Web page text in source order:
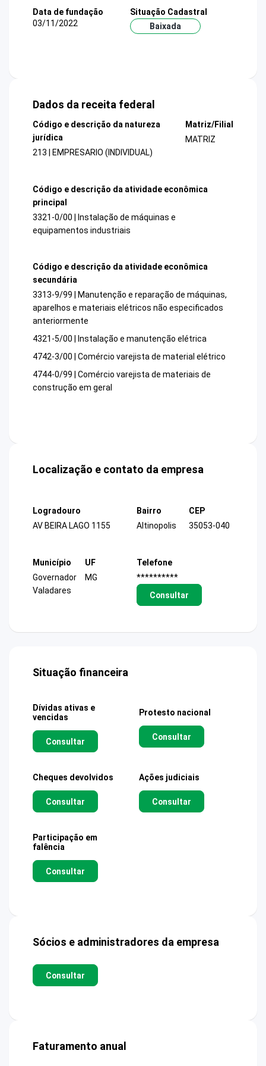
Data de fundação
03/11/2022
Situação Cadastral
Baixada
Dados da receita federal
Código e descrição da natureza
jurídica
213 | EMPRESARIO (INDIVIDUAL)
Matriz/Filial
MATRIZ
Código e descrição da atividade econômica
principal
3321-0/00 | Instalação de máquinas e
equipamentos industriais
Código e descrição da atividade econômica
secundária
3313-9/99 | Manutenção e reparação de máquinas,
aparelhos e materiais elétricos não especificados
anteriormente
4321-5/00 | Instalação e manutenção elétrica
4742-3/00 | Comércio varejista de material elétrico
4744-0/99 | Comércio varejista de materiais de
construção em geral
Localização e contato da empresa
Logradouro
AV BEIRA LAGO 1155
Bairro
Altinopolis
CEP
35053-040
Município
Governador
Valadares
UF
MG
Telefone
**********
Consultar
Situação financeira
Dívidas ativas e
vencidas
Consultar
Protesto nacional
Consultar
Cheques devolvidos
Consultar
Ações judiciais
Consultar
Participação em
falência
Consultar
Sócios e administradores da empresa
Consultar
Faturamento anual